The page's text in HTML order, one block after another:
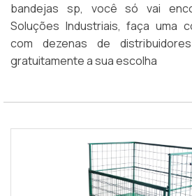
bandejas sp, você só vai
Soluções Industriais, faça uma
com dezenas de
gratuitamente a sua escolha